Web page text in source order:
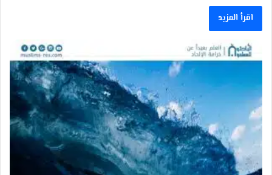
اقرأ المزيد